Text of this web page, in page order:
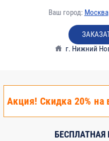
Ваш город: Москва
г. Нижний
Акция! Скидка 20% на
БЕСПЛАТНАЯ